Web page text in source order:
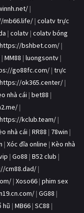
|
mb66.life/ | colatv trực
| colatv | colatv bóng
https://bshbet.com/ |
| MM88 | luongsontv |
go88fc.com/ | trực
https://ok365.center/ |
nhà cái | bet88 |
|
https://kclub.team/ |
nhà cái | RR88 | 78win |
| Xóc đĩa online | Kèo nhà
| Go88 | B52 club |
cm88.dad/ |
| Xoso66 | phim sex
| GG88 |
hũ | MB66 | SC88 |